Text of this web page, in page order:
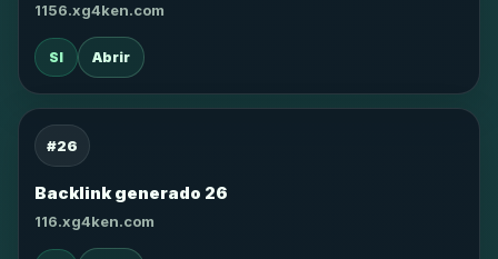
1156.xg4ken.com
SI Abrir
#26
Backlink generado 26
116.xg4ken.com